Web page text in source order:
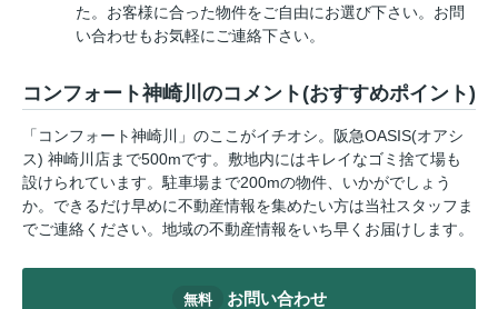
た。お客様に合った物件をご自由にお選び下さい。お問
い合わせもお気軽にご連絡下さい。
コンフォート神崎川のコメント(おすすめポイント)
「コンフォート神崎川」のここがイチオシ。阪急OASIS(オアシ
ス) 神崎川店まで500mです。敷地内にはキレイなゴミ捨て場も
設けられています。駐車場まで200mの物件、いかがでしょう
か。できるだけ早めに不動産情報を集めたい方は当社スタッフま
でご連絡ください。地域の不動産情報をいち早くお届けします。
無料 お問い合わせ